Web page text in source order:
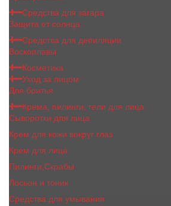
Средства для загара
Защита от солнца
Средства для депиляции
Воскоплавы
Косметика
Уход за лицом
Для бритья
Крема, пилинги, гели для лица
Сыворотки для лица
Крем для кожи вокруг глаз
Крем для лица
Пилинги,Скрабы
Лосьон и тоник
Средства для умывания